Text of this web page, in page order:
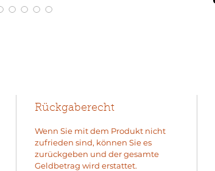
Rückgaberecht
Wenn Sie mit dem Produkt nicht
zufrieden sind, können Sie es
zurückgeben und der gesamte
Geldbetrag wird erstattet.